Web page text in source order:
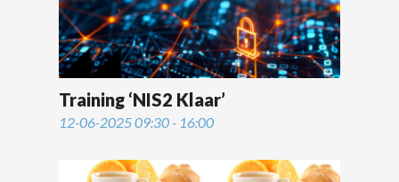
Training ‘NIS2 Klaar’
12-06-2025 09:30 - 16:00